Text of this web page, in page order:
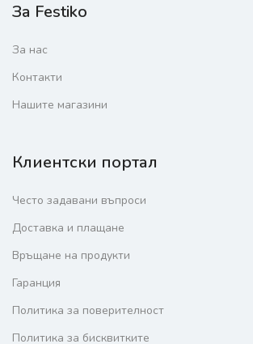
За Festiko
За нас
Контакти
Нашите магазини
Клиентски портал
Често задавани въпроси
Доставка и плащане
Връщане на продукти
Гаранция
Политика за поверителност
Политика за бисквитките